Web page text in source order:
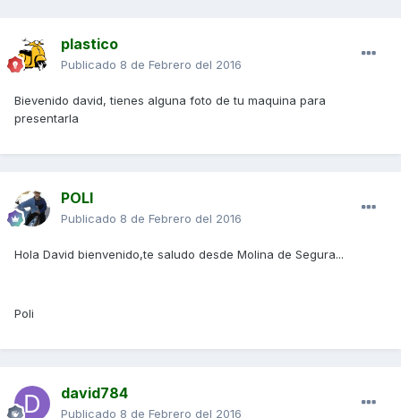
plastico
Publicado 8 de Febrero del 2016
Bievenido david, tienes alguna foto de tu maquina para
presentarla
POLI
Publicado 8 de Febrero del 2016
Hola David bienvenido,te saludo desde Molina de Segura...
Poli
david784
Publicado 8 de Febrero del 2016